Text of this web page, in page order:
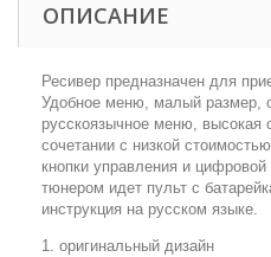
ОПИСАНИЕ
Ресивер предназначен для
Удобное меню, малый размер,
русскоязычное меню, высокая
сочетании с низкой
кнопки управления и
тюнером идет пульт с
инструкция на русском языке.
оригинальный дизайн